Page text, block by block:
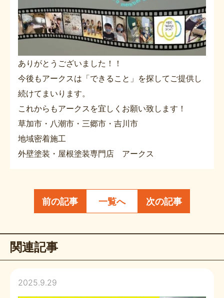
ありがとうございました！！
今後もアークスは「できること」を探してご提供し
続けてまいります。
これからもアークスを宜しくお願い致します！
草加市・八潮市・三郷市・吉川市
地域密着施工
外壁塗装・屋根塗装専門店 アークス
前の記事 一覧へ 次の記事
関連記事
2025.9.29